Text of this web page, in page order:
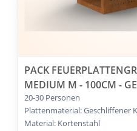
PACK
MEDIUM M - 100CM -
20-30 Personen
Plattenmaterial: Geschliffener
Material: Kortenstahl